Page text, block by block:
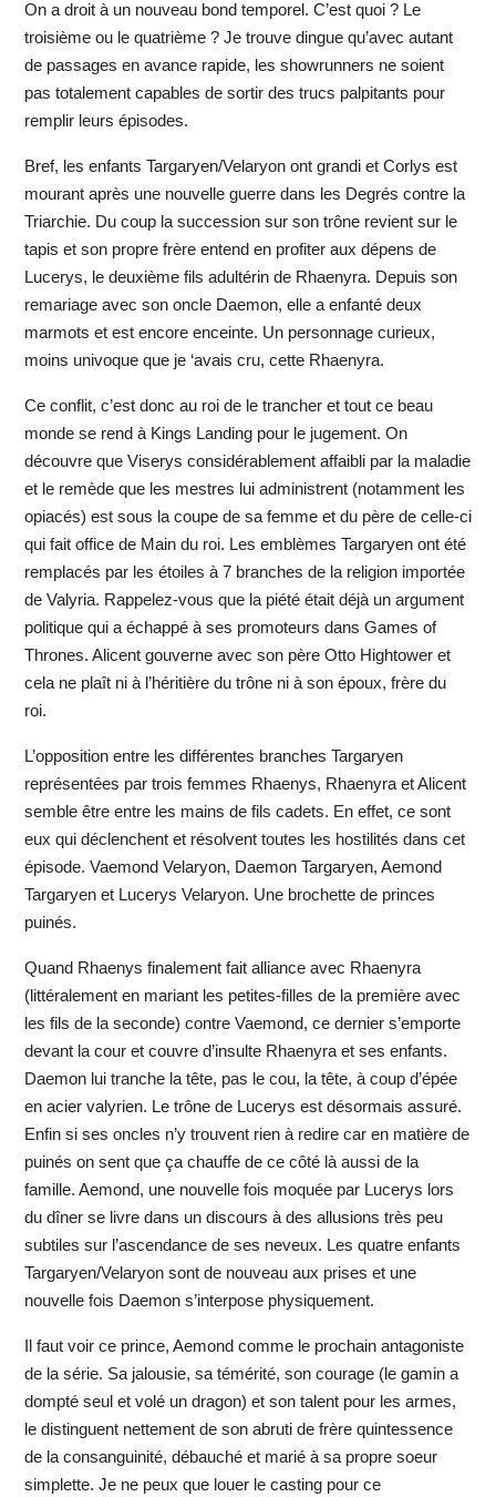
On a droit à un nouveau bond temporel. C’est quoi ? Le
troisième ou le quatrième ? Je trouve dingue qu’avec autant
de passages en avance rapide, les showrunners ne soient
pas totalement capables de sortir des trucs palpitants pour
remplir leurs épisodes.
Bref, les enfants Targaryen/Velaryon ont grandi et Corlys est
mourant après une nouvelle guerre dans les Degrés contre la
Triarchie. Du coup la succession sur son trône revient sur le
tapis et son propre frère entend en profiter aux dépens de
Lucerys, le deuxième fils adultérin de Rhaenyra. Depuis son
remariage avec son oncle Daemon, elle a enfanté deux
marmots et est encore enceinte. Un personnage curieux,
moins univoque que je ‘avais cru, cette Rhaenyra.
Ce conflit, c’est donc au roi de le trancher et tout ce beau
monde se rend à Kings Landing pour le jugement. On
découvre que Viserys considérablement affaibli par la maladie
et le remède que les mestres lui administrent (notamment les
opiacés) est sous la coupe de sa femme et du père de celle-ci
qui fait office de Main du roi. Les emblèmes Targaryen ont été
remplacés par les étoiles à 7 branches de la religion importée
de Valyria. Rappelez-vous que la piété était déjà un argument
politique qui a échappé à ses promoteurs dans Games of
Thrones. Alicent gouverne avec son père Otto Hightower et
cela ne plaît ni à l’héritière du trône ni à son époux, frère du
roi.
L’opposition entre les différentes branches Targaryen
représentées par trois femmes Rhaenys, Rhaenyra et Alicent
semble être entre les mains de fils cadets. En effet, ce sont
eux qui déclenchent et résolvent toutes les hostilités dans cet
épisode. Vaemond Velaryon, Daemon Targaryen, Aemond
Targaryen et Lucerys Velaryon. Une brochette de princes
puinés.
Quand Rhaenys finalement fait alliance avec Rhaenyra
(littéralement en mariant les petites-filles de la première avec
les fils de la seconde) contre Vaemond, ce dernier s’emporte
devant la cour et couvre d’insulte Rhaenyra et ses enfants.
Daemon lui tranche la tête, pas le cou, la tête, à coup d’épée
en acier valyrien. Le trône de Lucerys est désormais assuré.
Enfin si ses oncles n’y trouvent rien à redire car en matière de
puinés on sent que ça chauffe de ce côté là aussi de la
famille. Aemond, une nouvelle fois moquée par Lucerys lors
du dîner se livre dans un discours à des allusions très peu
subtiles sur l’ascendance de ses neveux. Les quatre enfants
Targaryen/Velaryon sont de nouveau aux prises et une
nouvelle fois Daemon s’interpose physiquement.
Il faut voir ce prince, Aemond comme le prochain antagoniste
de la série. Sa jalousie, sa témérité, son courage (le gamin a
dompté seul et volé un dragon) et son talent pour les armes,
le distinguent nettement de son abruti de frère quintessence
de la consanguinité, débauché et marié à sa propre soeur
simplette. Je ne peux que louer le casting pour ce